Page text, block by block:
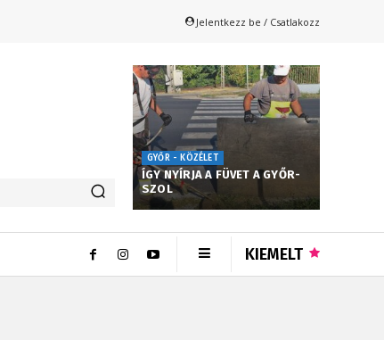
Jelentkezz be / Csatlakozz
GYŐR - KÖZÉLET
ÍGY NYÍRJA A FÜVET A GYŐR-
SZOL
KIEMELT